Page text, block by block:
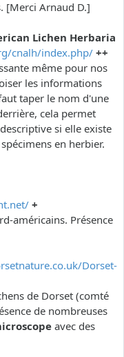
[Merci Arnaud D.]
Lichen Herbaria
cnalh/index.php/ ++
même pour nos
les informations
taper le nom d'une
cela permet
si elle existe
en herbier.
+
américains. Présence
Dorset-
de Dorset (comté
de nombreuses
avec des